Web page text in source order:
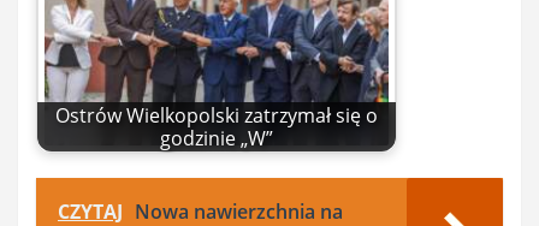
Ostrów Wielkopolski zatrzymał się o
godzinie „W”
CZYTAJ Nowa nawierzchnia na